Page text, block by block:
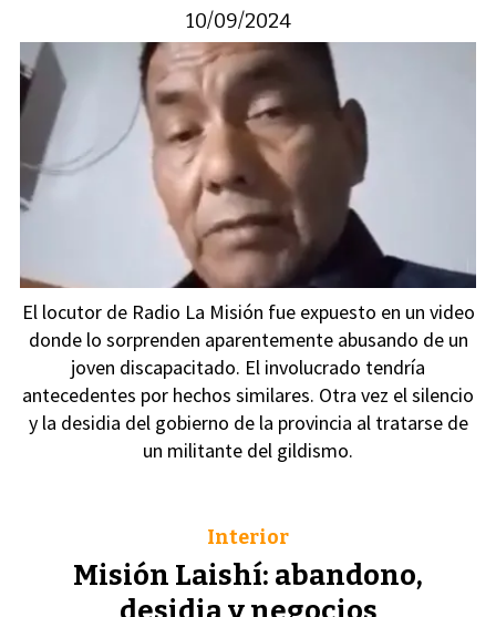
10/09/2024
El locutor de Radio La Misión fue expuesto en un video
donde lo sorprenden aparentemente abusando de un
joven discapacitado. El involucrado tendría
antecedentes por hechos similares. Otra vez el silencio
y la desidia del gobierno de la provincia al tratarse de
un militante del gildismo.
Misión Laishí: abandono,
Interior